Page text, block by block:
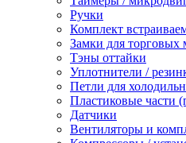
Ручки
Комплект
Замки для торговых
Тэны оттайки
Уплотнители /
Петли для
Пластиковые части
Датчики
Вентиляторы и